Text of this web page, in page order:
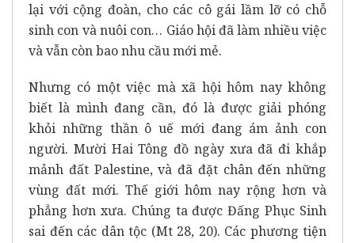
lại với cộng đoàn, cho các cô gái lầm lỡ có chỗ
sinh con và nuôi con… Giáo hội đã làm nhiều việc
và vẫn còn bao nhu cầu mới mẻ.
Nhưng có một việc mà xã hội hôm nay không
biết là mình đang cần, đó là được giải phóng
khỏi những thần ô uế mới đang ám ảnh con
người. Mười Hai Tông đồ ngày xưa đã đi khắp
mảnh đất Palestine, và đã đặt chân đến những
vùng đất mới. Thế giới hôm nay rộng hơn và
phẳng hơn xưa. Chúng ta được Đấng Phục Sinh
sai đến các dân tộc (Mt 28, 20). Các phương tiện